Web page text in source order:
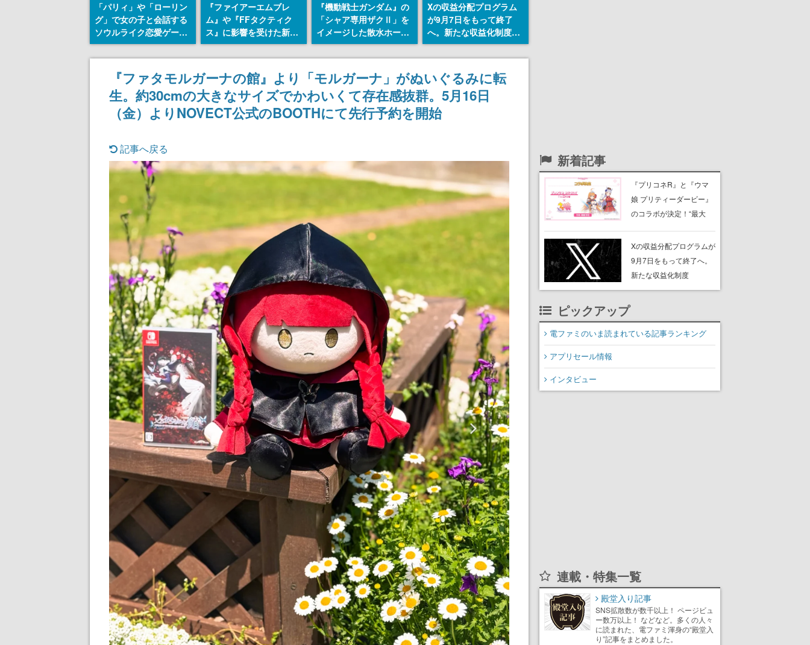
「パリィ」や「ローリン
グ」で女の子と会話する
ソウルライク恋愛ゲーム
『小早川さんはソウルラ
イク』無料公開。返事に
失敗すると「YOU
DIED」
『ファイアーエムブレ
ム』や『FFタクティク
ス』に影響を受けた新作
戦略RPG『Beaten
Path』2027年に発売
へ。PC（Steam）、
PS5、Xbox、Switch向
けにリリース予定
『機動戦士ガンダム』の
「シャア専用ザクⅡ」を
イメージした散水ホース
リールが予約開始。本体
にはシャアのパーソナル
マークやジオン公国軍の
エンブレム、型式番号な
どを配置
Xの収益分配プログラム
が9月7日をもって終了
へ。新たな収益化制度
「Original Content
Rewards Program」を
『ファタモルガーナの館』より「モルガーナ」がぬいぐるみに転
生。約30cmの大きなサイズでかわいくて存在感抜群。5月16日
（金）よりNOVECT公式のBOOTHにて先行予約を開始
記事へ戻る
新着記事
『プリコネR』と『ウマ
娘 プリティーダービー』
のコラボが決定！“最大
ンペーンなども発表
Xの収益分配プログラムが
9月7日をもって終了へ。
新たな収益化制度
「Original Content
ピックアップ
電ファミのいま読まれている記事ランキング
アプリセール情報
インタビュー
連載・特集一覧
殿堂入り記事
SNS拡散数が数千以上！ ページビュ
ー数万以上！ などなど。多くの人々
に読まれた、電ファミ渾身の“殿堂入
り”記事をまとめました。